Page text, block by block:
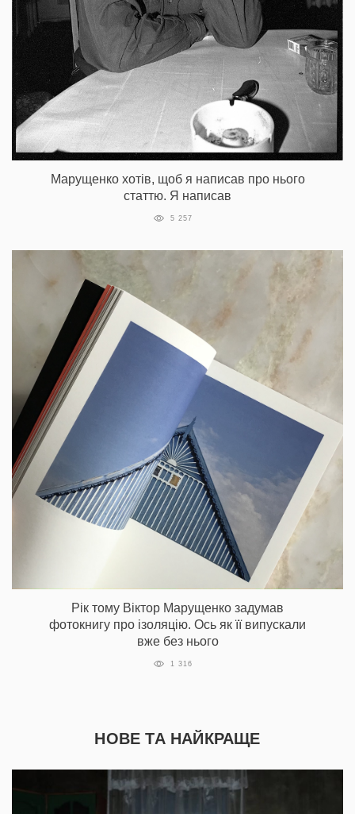
Марущенко хотів, щоб я написав про нього
статтю. Я написав
5 257
Рік тому Віктор Марущенко задумав
фотокнигу про ізоляцію. Ось як її випускали
вже без нього
1 316
НОВЕ ТА НАЙКРАЩЕ